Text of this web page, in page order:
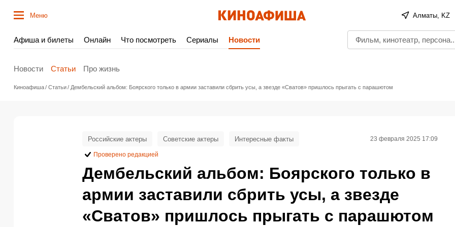
Меню Алматы, KZ
Афиша и билеты Онлайн Что посмотреть Сериалы Новости
Новости Статьи Про жизнь
Киноафиша Статьи Дембельский альбом: Боярского только в армии заставили сбрить усы, а звезде «Сватов» пришлось прыгать с парашютом
Дембельский альбом: Боярского только в
армии заставили сбрить усы, а звезде
«Сватов» пришлось прыгать с парашютом
Российские актеры Советские актеры Интересные факты 23 февраля 2025 17:09
Проверено редакцией